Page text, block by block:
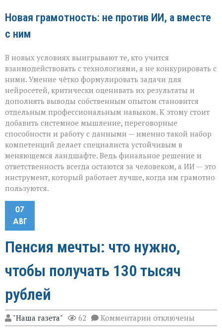
Новая грамотность: не против ИИ, а вместе
с ним
В новых условиях выигрывают те, кто учится
взаимодействовать с технологиями, а не конкурировать с
ними. Умение чётко формулировать задачи для
нейросетей, критически оценивать их результаты и
дополнять выводы собственным опытом становится
отдельным профессиональным навыком. К этому стоит
добавить системное мышление, переговорные
способности и работу с данными — именно такой набор
компетенций делает специалиста устойчивым в
меняющемся ландшафте. Ведь финальное решение и
ответственность всегда остаются за человеком, а ИИ — это
инструмент, который работает лучше, когда им грамотно
пользуются.
07
АВГ
Пенсия мечты: что нужно,
чтобы получать 130 тысяч
рублей
"Наша газета" 62 Комментарии к
записи
отключены